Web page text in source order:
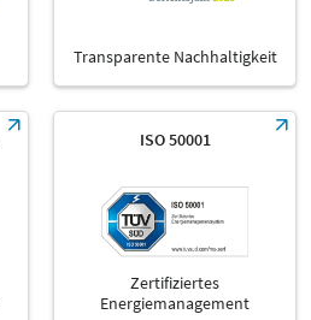
Transparente Nachhaltigkeit
ISO 50001
Zertifiziertes
Energiemanagement